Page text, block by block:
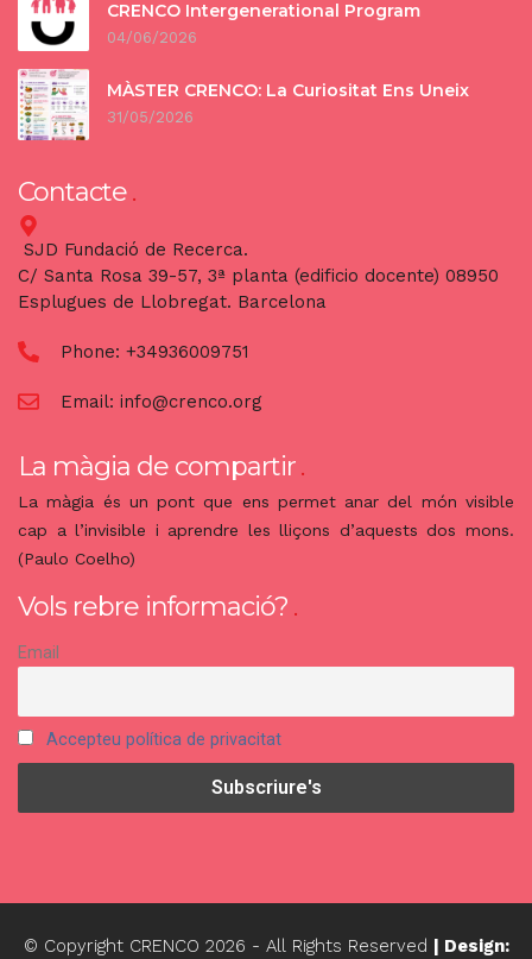
CRENCO Intergenerational Program
04/06/2026
MÀSTER CRENCO: La Curiositat Ens Uneix
31/05/2026
Contacte
SJD Fundació de Recerca.
C/ Santa Rosa 39-57, 3ª planta (edificio docente) 08950
Esplugues de Llobregat. Barcelona
Phone: +34936009751
Email: info@crenco.org
La màgia de compartir
La màgia és un pont que ens permet anar del món visible
cap a l’invisible i aprendre les lliçons d’aquests dos mons.
(Paulo Coelho)
Vols rebre informació?
Email
Accepteu política de privacitat
© Copyright CRENCO 2026 - All Rights Reserved | Design: